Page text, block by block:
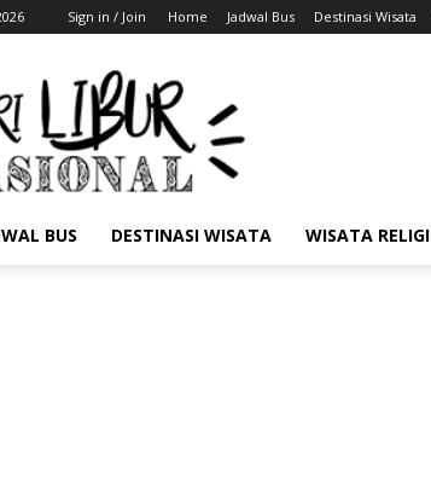
Sign in / Join Home Jadwal Bus Destinasi Wisata
BUS DESTINASI WISATA WISATA RELIGI